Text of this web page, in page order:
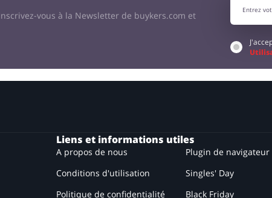
vous à la Newsletter de buykers.com et
Liens et informations utiles
A propos de nous
Conditions d'utilisation
Politique de confidentialité
Plugin de navigateur
Singles' Day
Black Friday